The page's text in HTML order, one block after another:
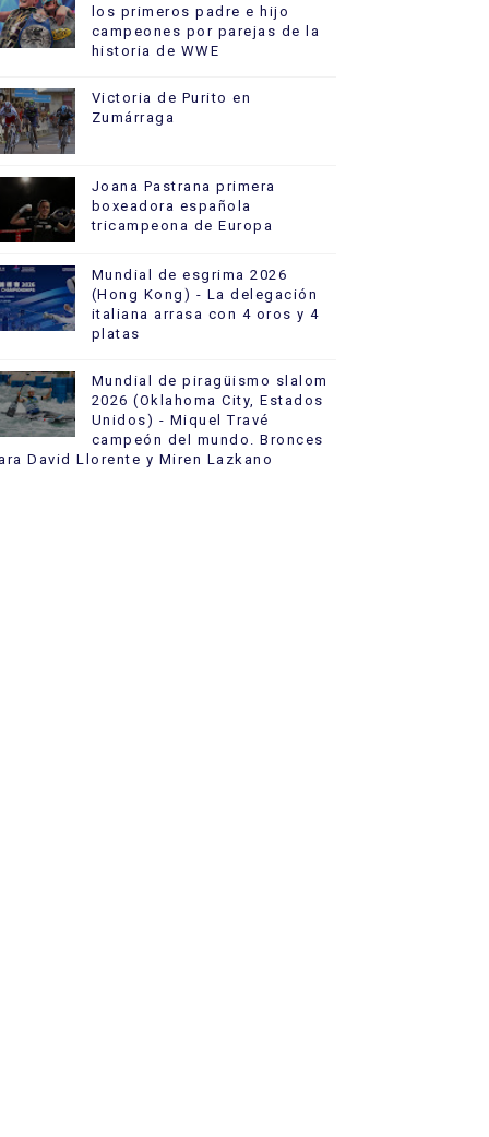
los primeros padre e hijo
campeones por parejas de la
historia de WWE
Victoria de Purito en
Zumárraga
Joana Pastrana primera
boxeadora española
tricampeona de Europa
Mundial de esgrima 2026
(Hong Kong) - La delegación
italiana arrasa con 4 oros y 4
platas
Mundial de piragüismo slalom
2026 (Oklahoma City, Estados
Unidos) - Miquel Travé
campeón del mundo. Bronces
David Llorente y Miren Lazkano